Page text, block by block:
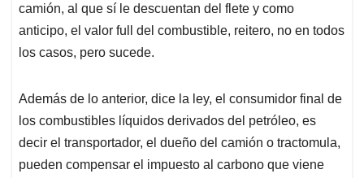
camión, al que sí le descuentan del flete y como
anticipo, el valor full del combustible, reitero, no en todos
los casos, pero sucede.
Además de lo anterior, dice la ley, el consumidor final de
los combustibles líquidos derivados del petróleo, es
decir el transportador, el dueño del camión o tractomula,
pueden compensar el impuesto al carbono que viene